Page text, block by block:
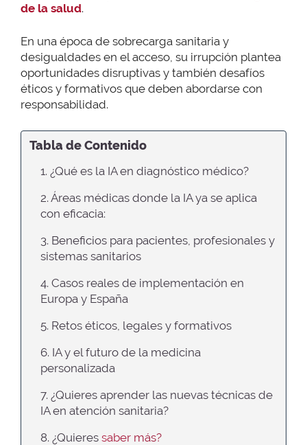
de la salud.
En una época de sobrecarga sanitaria y
desigualdades en el acceso, su irrupción plantea
oportunidades disruptivas y también desafíos
éticos y formativos que deben abordarse con
responsabilidad.
Tabla de Contenido
1. ¿Qué es la IA en diagnóstico médico?
2. Áreas médicas donde la IA ya se aplica
con eficacia:
3. Beneficios para pacientes, profesionales y
sistemas sanitarios
4. Casos reales de implementación en
Europa y España
5. Retos éticos, legales y formativos
6. IA y el futuro de la medicina
personalizada
7. ¿Quieres aprender las nuevas técnicas de
IA en atención sanitaria?
8. ¿Quieres saber más?